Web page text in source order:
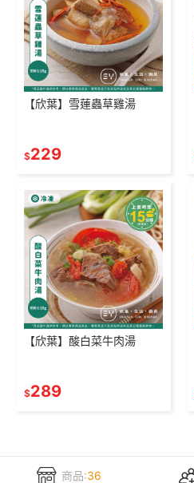
【欣葉】雪蓮蟲草雞湯
$229
【欣葉】酸白菜牛肉湯
$289
商品:36